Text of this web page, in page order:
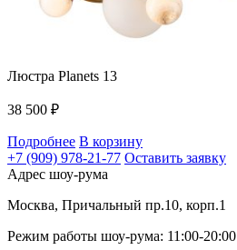
Люстра Planets 13
38 500 ₽
Подробнее В корзину
+7 (909) 978-21-77 Оставить заявку
Адрес шоу-рума
Москва, Причальный пр.10, корп.1
Режим работы шоу-рума: 11:00-20:00